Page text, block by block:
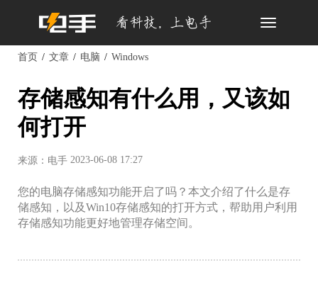
Toggle
首页 文章 电脑 Windows
存储感知有什么用，又该如
何打开
来源：电手 2023-06-08 17:27
您的电脑存储感知功能开启了吗？本文介绍了什么是存
储感知，以及Win10存储感知的打开方式，帮助用户利用
存储感知功能更好地管理存储空间。